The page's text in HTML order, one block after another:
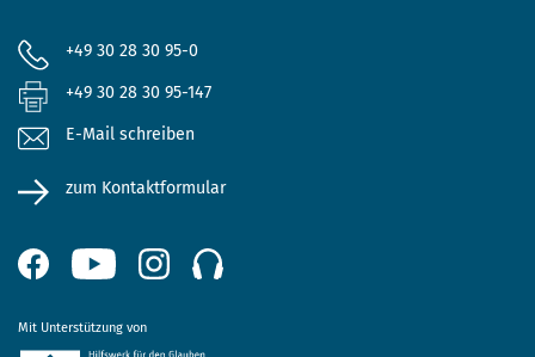
+49 30 28 30 95-0
+49 30 28 30 95-147
E-Mail schreiben
zum Kontaktformular
Mit Unterstützung von